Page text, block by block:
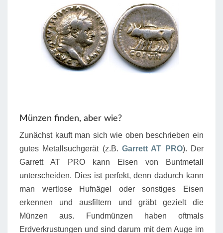
Münzen finden, aber wie?
Zunächst kauft man sich wie oben beschrieben ein
gutes Metallsuchgerät (z.B. Garrett AT PRO). Der
Garrett AT PRO kann Eisen von Buntmetall
unterscheiden. Dies ist perfekt, denn dadurch kann
man wertlose Hufnägel oder sonstiges Eisen
erkennen und ausfiltern und gräbt gezielt die
Münzen aus. Fundmünzen haben oftmals
Erdverkrustungen und sind darum mit dem Auge im